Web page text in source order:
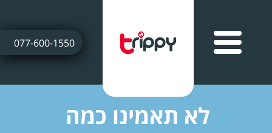
077-600-1550
לא תאמינו כמה